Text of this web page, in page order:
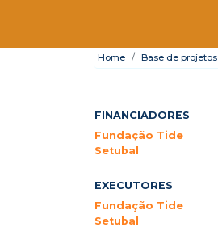
Home Base de projetos
FINANCIADORES
Fundação Tide
Setubal
EXECUTORES
Fundação Tide
Setubal